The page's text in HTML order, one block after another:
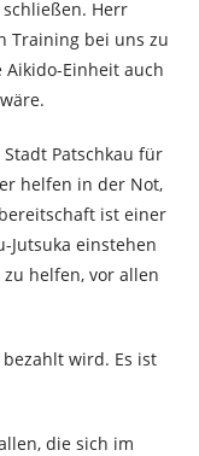
Herr
Training bei uns zu
Aikido-Einheit auch
Patschkau für
helfen in der Not,
ist einer
Jutsuka einstehen
helfen, vor allen
wird. Es ist
die sich im